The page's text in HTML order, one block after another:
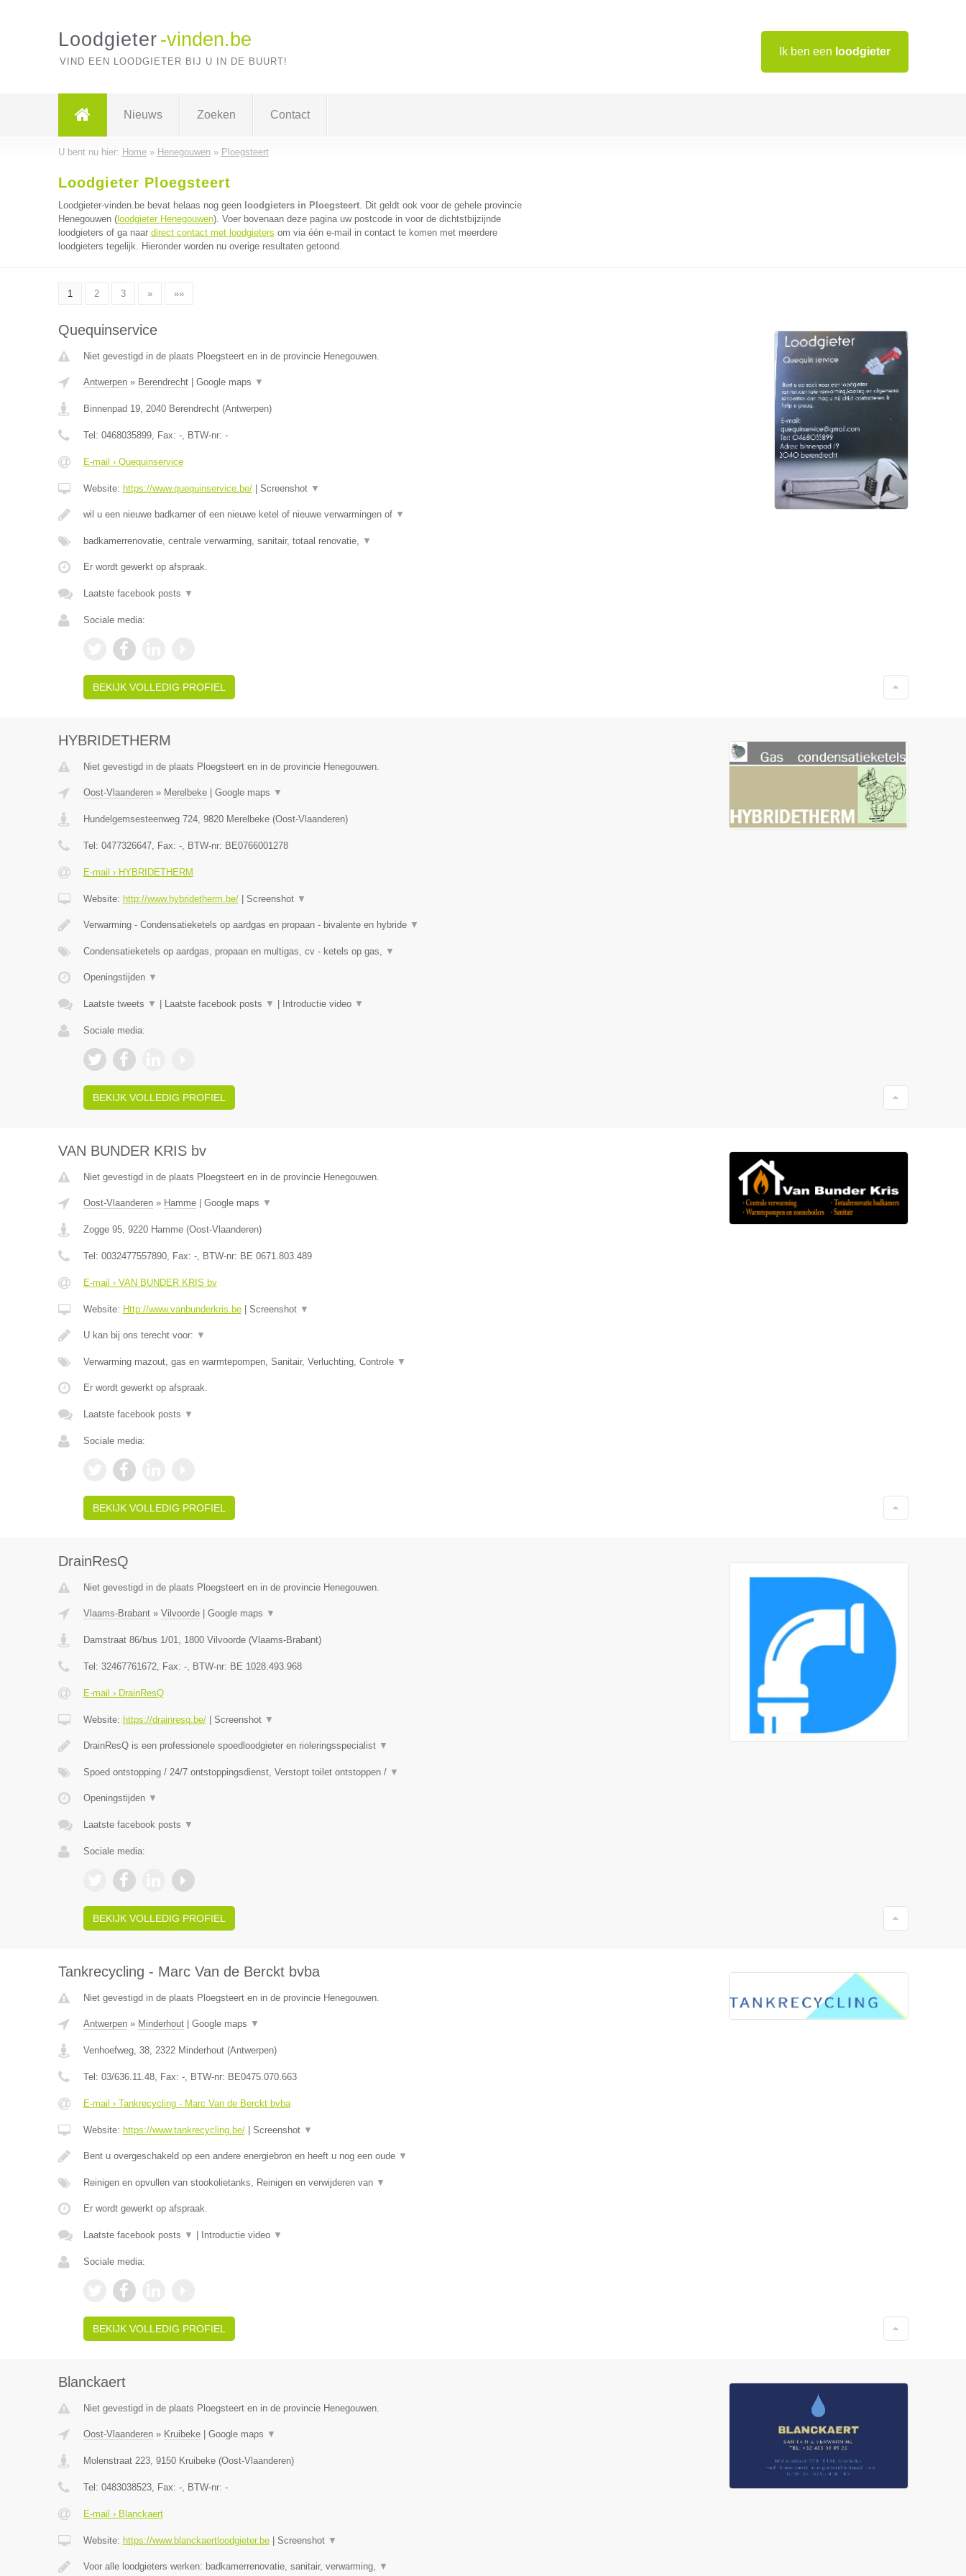
Ik ben een loodgieter
Loodgieter -vinden.be
VIND EEN LOODGIETER BIJ U IN DE BUURT!
Nieuws Zoeken Contact
U bent nu hier: Home» Henegouwen» Ploegsteert
Loodgieter Ploegsteert
Loodgieter-vinden.be bevat helaas nog geen loodgieters in Ploegsteert. Dit geldt ook voor de gehele provincie
Henegouwen (loodgieter Henegouwen). Voer bovenaan deze pagina uw postcode in voor de dichtstbijzijnde
loodgieters of ga naar direct contact met loodgieters om via één e-mail in contact te komen met meerdere
loodgieters tegelijk. Hieronder worden nu overige resultaten getoond.
1 2 3 » »»
Quequinservice
Niet gevestigd in de plaats Ploegsteert en in de provincie Henegouwen.
Antwerpen» Berendrecht| Google maps ▼
Binnenpad 19, 2040 Berendrecht(Antwerpen)
Tel: 0468035899, Fax: -, BTW-nr: -
E-mail › Quequinservice
Website: https://www.quequinservice.be/| Screenshot ▼
wil u een nieuwe badkamer of een nieuwe ketel of nieuwe verwarmingen of ▼
badkamerrenovatie, centrale verwarming, sanitair, totaal renovatie, ▼
Er wordt gewerkt op afspraak.
Laatste facebook posts ▼
Sociale media:
BEKIJK VOLLEDIG PROFIEL
HYBRIDETHERM
Niet gevestigd in de plaats Ploegsteert en in de provincie Henegouwen.
Oost-Vlaanderen» Merelbeke| Google maps ▼
Hundelgemsesteenweg 724, 9820 Merelbeke(Oost-Vlaanderen)
Tel: 0477326647, Fax: -, BTW-nr: BE0766001278
E-mail › HYBRIDETHERM
Website: http://www.hybridetherm.be/| Screenshot ▼
Verwarming - Condensatieketels op aardgas en propaan - bivalente en hybride ▼
Condensatieketels op aardgas, propaan en multigas, cv - ketels op gas, ▼
Openingstijden ▼
Laatste tweets ▼ Laatste facebook posts ▼ Introductie video ▼
Sociale media:
BEKIJK VOLLEDIG PROFIEL
VAN BUNDER KRIS bv
Niet gevestigd in de plaats Ploegsteert en in de provincie Henegouwen.
Oost-Vlaanderen» Hamme| Google maps ▼
Zogge 95, 9220 Hamme(Oost-Vlaanderen)
Tel: 0032477557890, Fax: -, BTW-nr: BE 0671.803.489
E-mail › VAN BUNDER KRIS bv
Website: Http://www.vanbunderkris.be| Screenshot ▼
U kan bij ons terecht voor: ▼
Verwarming mazout, gas en warmtepompen, Sanitair, Verluchting, Controle ▼
Er wordt gewerkt op afspraak.
Laatste facebook posts ▼
Sociale media:
BEKIJK VOLLEDIG PROFIEL
DrainResQ
Niet gevestigd in de plaats Ploegsteert en in de provincie Henegouwen.
Vlaams-Brabant» Vilvoorde| Google maps ▼
Damstraat 86/bus 1/01, 1800 Vilvoorde(Vlaams-Brabant)
Tel: 32467761672, Fax: -, BTW-nr: BE 1028.493.968
E-mail › DrainResQ
Website: https://drainresq.be/| Screenshot ▼
DrainResQ is een professionele spoedloodgieter en rioleringsspecialist ▼
Spoed ontstopping / 24/7 ontstoppingsdienst, Verstopt toilet ontstoppen / ▼
Openingstijden ▼
Laatste facebook posts ▼
Sociale media:
BEKIJK VOLLEDIG PROFIEL
Tankrecycling - Marc Van de Berckt bvba
Niet gevestigd in de plaats Ploegsteert en in de provincie Henegouwen.
Antwerpen» Minderhout| Google maps ▼
Venhoefweg, 38, 2322 Minderhout(Antwerpen)
Tel: 03/636.11.48, Fax: -, BTW-nr: BE0475.070.663
E-mail › Tankrecycling - Marc Van de Berckt bvba
Website: https://www.tankrecycling.be/| Screenshot ▼
Bent u overgeschakeld op een andere energiebron en heeft u nog een oude ▼
Reinigen en opvullen van stookolietanks, Reinigen en verwijderen van ▼
Er wordt gewerkt op afspraak.
Laatste facebook posts ▼ Introductie video ▼
Sociale media:
BEKIJK VOLLEDIG PROFIEL
Blanckaert
Niet gevestigd in de plaats Ploegsteert en in de provincie Henegouwen.
Oost-Vlaanderen» Kruibeke| Google maps ▼
Molenstraat 223, 9150 Kruibeke(Oost-Vlaanderen)
Tel: 0483038523, Fax: -, BTW-nr: -
E-mail › Blanckaert
Website: https://www.blanckaertloodgieter.be| Screenshot ▼
Voor alle loodgieters werken: badkamerrenovatie, sanitair, verwarming, ▼